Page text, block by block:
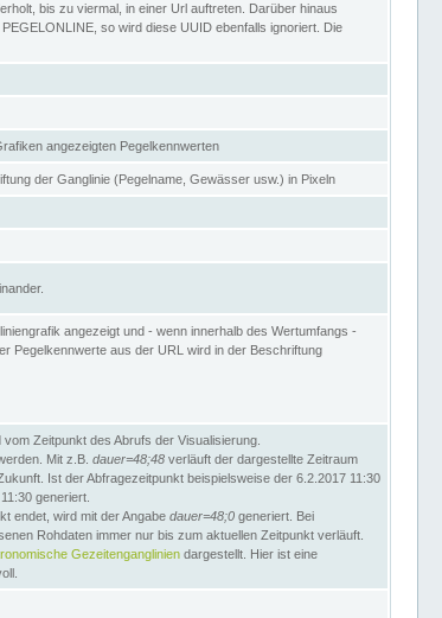
bis zu viermal, in einer Url auftreten. Darüber hinaus
so wird diese UUID ebenfalls ignoriert. Die
angezeigten Pegelkennwerten
der Ganglinie (Pegelname, Gewässer usw.) in Pixeln
angezeigt und - wenn innerhalb des Wertumfangs -
Pegelkennwerte aus der URL wird in der Beschriftung
Zeitpunkt des Abrufs der Visualisierung.
Mit z.B. dauer=48;48 verläuft der dargestellte Zeitraum
Ist der Abfragezeitpunkt beispielsweise der 6.2.2017 11:30
generiert.
endet, wird mit der Angabe dauer=48;0 generiert. Bei
Rohdaten immer nur bis zum aktuellen Zeitpunkt verläuft.
Gezeitenganglinien dargestellt. Hier ist eine